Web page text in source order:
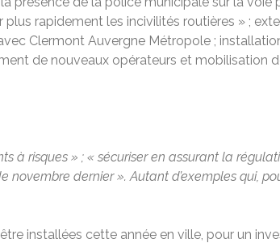
rapidement les incivilités routières » ;
Clermont Auvergne Métropole ;
de nouveaux opérateurs et mobilisation
à risques » ; « sécuriser en assurant la
dernier ». Autant d’exemples qui,
installées cette année en ville, pour un